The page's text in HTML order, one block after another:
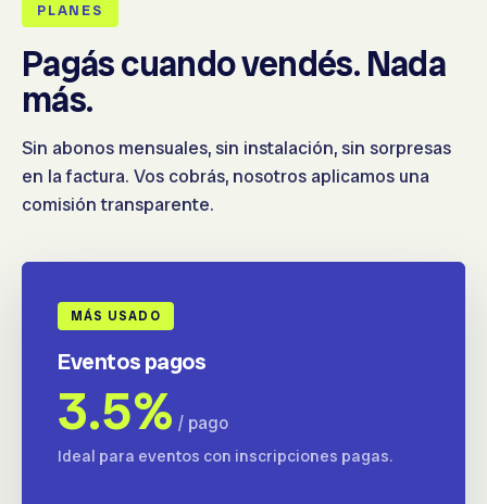
PLANES
Pagás cuando vendés. Nada
más.
Sin abonos mensuales, sin instalación, sin sorpresas
en la factura. Vos cobrás, nosotros aplicamos una
comisión transparente.
MÁS USADO
Eventos pagos
3.5% / pago
Ideal para eventos con inscripciones pagas.